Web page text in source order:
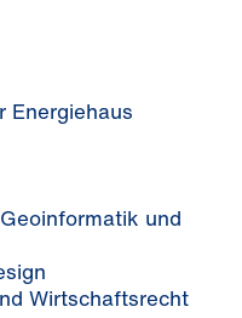
Energiehaus
und
Wirtschaftsrecht